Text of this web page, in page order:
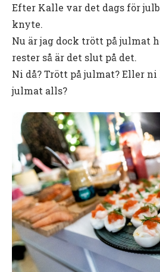
Efter Kalle var det dags för
knyte.
Nu är jag dock trött på julmat
rester så är det slut på det.
Ni då? Trött på julmat? Eller
julmat alls?